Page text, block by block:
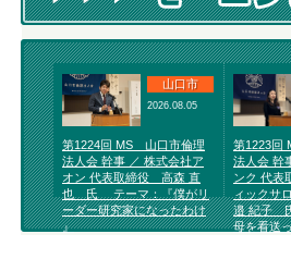
山口市
2026.08.05
第1224回 MS 山口市倫理
法人会 幹事 ／ 株式会社ア
オン 代表取締役 高森 直
也 氏 テーマ：『僕がリ
ーダー研究家になったわけ
』
第1223回
法人会 幹
ンク 代
ィックサ
邉 紀子
母を看送